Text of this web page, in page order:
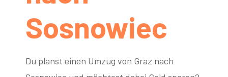
Sosnowiec
Du planst einen Umzug von Graz nach